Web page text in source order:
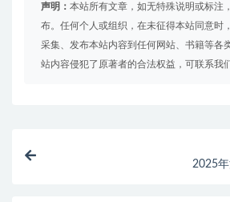
声明： 本站所有文章，如无特殊说明或标注
布。任何个人或组织，在未征得本站同意时
采集、发布本站内容到任何网站、书籍等各
站内容侵犯了原著者的合法权益，可联系我
2025